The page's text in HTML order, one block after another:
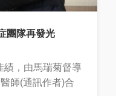
團隊再發光
績，由馬瑞菊督導
師(通訊作者)合